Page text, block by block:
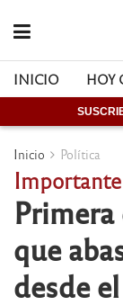
INICIO HOY
Inicio Política
que
desde